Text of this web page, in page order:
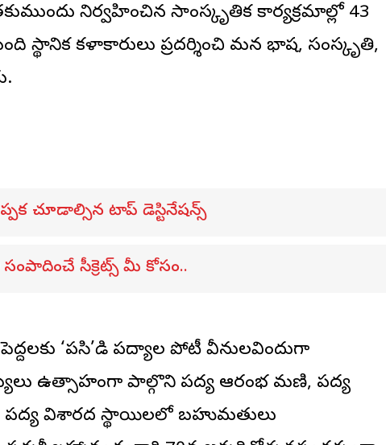
నిర్వహించిన సాంస్కృతిక కార్యక్రమాల్లో 43
స్థానిక కళాకారులు ప్రదర్శించి మన భాష, సంస్కృతి,
చూడాల్సిన టాప్ డెస్టినేషన్స్
సంపాదించే సీక్రెట్స్ మీ కోసం..
‘పసి’డి పద్యాల పోటీ వీనులవిందుగా
ఉత్సాహంగా పాల్గొని పద్య ఆరంభ మణి, పద్య
పద్య విశారద స్థాయిలలో బహుమతులు